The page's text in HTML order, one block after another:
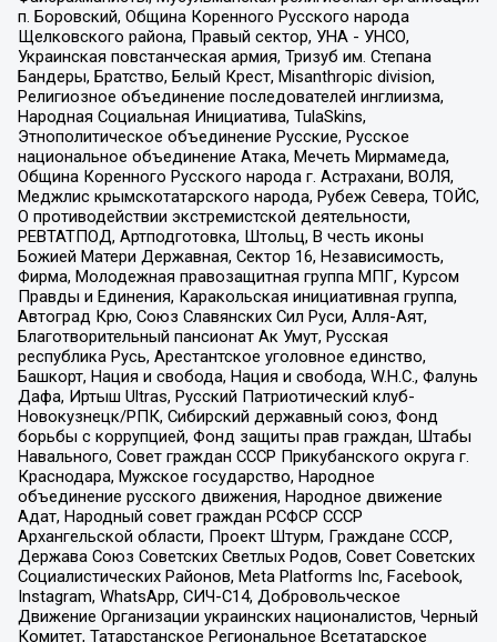
п. Боровский, Община Коренного Русского народа
Щелковского района, Правый сектор, УНА - УНСО,
Украинская повстанческая армия, Тризуб им. Степана
Бандеры, Братство, Белый Крест, Misanthropic division,
Религиозное объединение последователей инглиизма,
Народная Социальная Инициатива, TulaSkins,
Этнополитическое объединение Русские, Русское
национальное объединение Атака, Мечеть Мирмамеда,
Община Коренного Русского народа г. Астрахани, ВОЛЯ,
Меджлис крымскотатарского народа, Рубеж Севера, ТОЙС,
О противодействии экстремистской деятельности,
РЕВТАТПОД, Артподготовка, Штольц, В честь иконы
Божией Матери Державная, Сектор 16, Независимость,
Фирма, Молодежная правозащитная группа МПГ, Курсом
Правды и Единения, Каракольская инициативная группа,
Автоград Крю, Союз Славянских Сил Руси, Алля-Аят,
Благотворительный пансионат Ак Умут, Русская
республика Русь, Арестантское уголовное единство,
Башкорт, Нация и свобода, Нация и свобода, W.H.С., Фалунь
Дафа, Иртыш Ultras, Русский Патриотический клуб-
Новокузнецк/РПК, Сибирский державный союз, Фонд
борьбы с коррупцией, Фонд защиты прав граждан, Штабы
Навального, Совет граждан СССР Прикубанского округа г.
Краснодара, Мужское государство, Народное
объединение русского движения, Народное движение
Адат, Народный совет граждан РСФСР СССР
Архангельской области, Проект Штурм, Граждане СССР,
Держава Союз Советских Светлых Родов, Совет Советских
Социалистических Районов, Meta Platforms Inc, Facebook,
Instagram, WhatsApp, СИЧ-С14, Добровольческое
Движение Организации украинских националистов, Черный
Комитет, Татарстанское Региональное Всетатарское